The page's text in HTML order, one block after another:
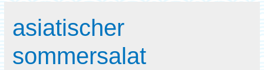
asiatischer
sommersalat